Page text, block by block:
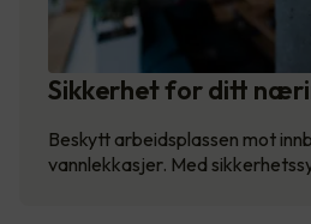
Sikkerhet for ditt
Beskytt arbeidsplassen mot
vannlekkasjer. Med